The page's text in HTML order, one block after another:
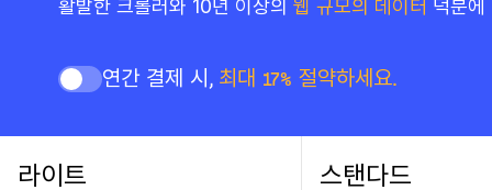
활발한 크롤러와 10년 이상의 웹 규모의 데이터 덕분에
연간 결제 시, 최대 17% 절약하세요.
라이트 스탠다드